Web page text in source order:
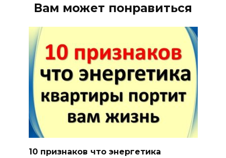
Вам может понравиться
10 признаков что энергетика